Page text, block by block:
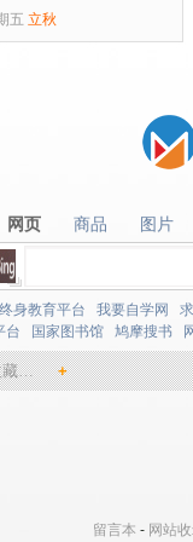
五 立秋
网页
网页 商品
商品 图片
图片
身教育平台 我要自学网
台 国家图书馆 鸠摩搜书
藏… +
留言本 - 网站